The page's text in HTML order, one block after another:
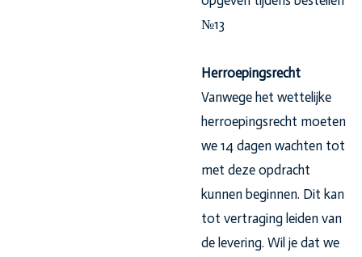
№13
Herroepingsrecht
Vanwege het wettelijke
herroepingsrecht moeten
we 14 dagen wachten tot
met deze opdracht
kunnen beginnen. Dit kan
tot vertraging leiden van
de levering. Wil je dat we